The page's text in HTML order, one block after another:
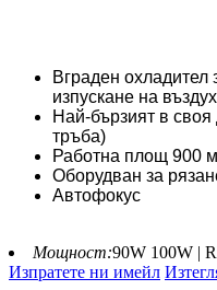
Вграден охладител
изпускане на
Най-бързият в
тръба)
Работна площ 900
Оборудван за
Автофокус
Мощност:90W 100W |
Изпратете ни имейл